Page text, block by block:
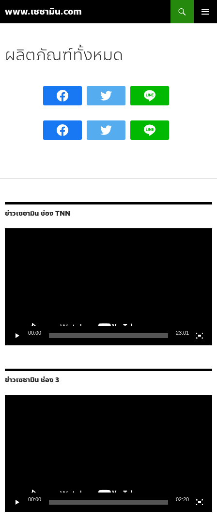
www.เซซามิน.com
เนื้อหา
ผลิตภัณฑ์ทั้งหมด
ข่าวเซซามิน ช่อง TNN
00:00 23:01
ข่าวเซซามิน ช่อง 3
ตัว
00:00 02:20